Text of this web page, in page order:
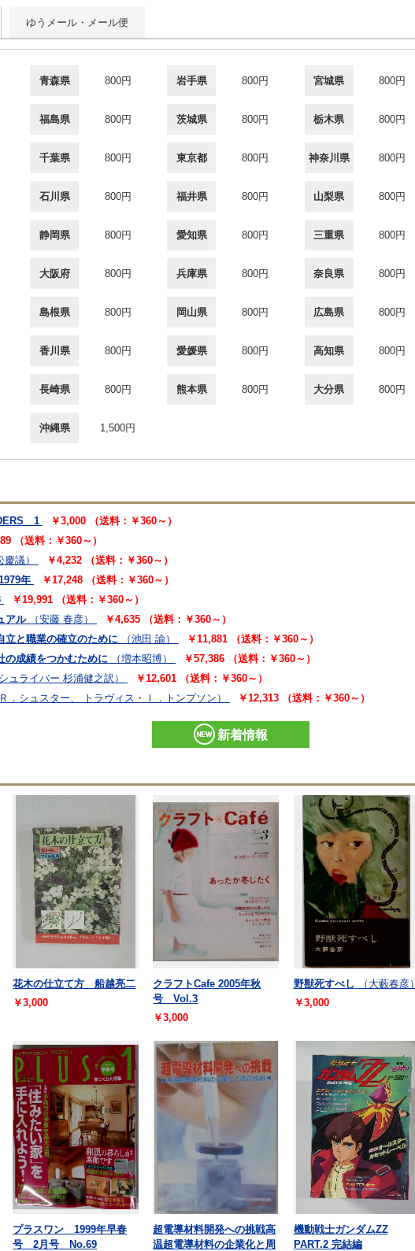
ゆうメール・メール便
青森県 800円 岩手県 800円 宮城県 800円
福島県 800円 茨城県 800円 栃木県 800円
千葉県 800円 東京都 800円 神奈川県 800円
石川県 800円 福井県 800円 山梨県 800円
静岡県 800円 愛知県 800円 三重県 800円
大阪府 800円 兵庫県 800円 奈良県 800円
島根県 800円 岡山県 800円 広島県 800円
香川県 800円 愛媛県 800円 高知県 800円
長崎県 800円 熊本県 800円 大分県 800円
沖縄県 1,500円
1
￥3,000 （送料：￥360～）
（送料：￥360～）
慶議）
￥4,232 （送料：￥360～）
年
￥17,248 （送料：￥360～）
￥19,991 （送料：￥360～）
アル
（安藤 春彦）
￥4,635 （送料：￥360～）
立と職業の確立のために
（池田 諭）
￥11,881 （送料：￥360～）
の成績をつかむために
（増本昭博）
￥57,386 （送料：￥360～）
ュライバー 杉浦健之訳）
￥12,601 （送料：￥360～）
．シュスター、 トラヴィス・Ｉ．トンプソン） ￥12,313 （送料：￥360～）
新着情報
花木の仕立て方 船越亮二
￥3,000
クラフトCafe 2005年秋
号 Vol.3
￥3,000
野獣死すべし
（大藪春彦）
￥3,000
プラスワン 1999年早春
号 2月号 No.69
超電導材料開発への挑戦高
温超電導材料の企業化と周
機動戦士ガンダムZZ
PART.2 完結編